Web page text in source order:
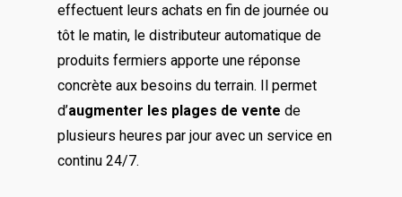
effectuent leurs achats en fin de journée ou
tôt le matin, le distributeur automatique de
produits fermiers apporte une réponse
concrète aux besoins du terrain. Il permet
d’augmenter les plages de vente de
plusieurs heures par jour avec un service en
continu 24/7.